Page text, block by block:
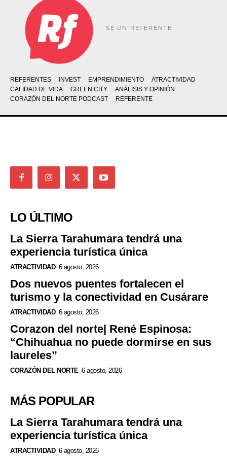
SÉ UN REFERENTE
REFERENTES INVEST EMPRENDIMIENTO
ATRACTIVIDAD
CALIDAD DE VIDA
GREEN CITY
ANÁLISIS Y OPINIÓN
CORAZÓN DEL NORTE PODCAST
REFERENTE
LO ÚLTIMO
La Sierra Tarahumara tendrá una
experiencia turística única
ATRACTIVIDAD 6 agosto, 2026
Dos nuevos puentes fortalecen el
turismo y la conectividad en Cusárare
ATRACTIVIDAD 6 agosto, 2026
Corazon del norte| René Espinosa:
“Chihuahua no puede dormirse en sus
laureles”
CORAZÓN DEL NORTE 6 agosto, 2026
MÁS POPULAR
La Sierra Tarahumara tendrá una
experiencia turística única
ATRACTIVIDAD 6 agosto, 2026